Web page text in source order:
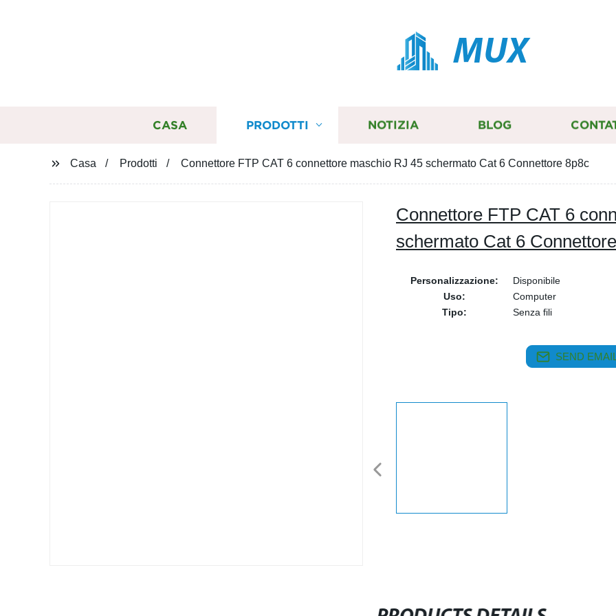
MUX
CASA PRODOTTI NOTIZIA BLOG
Casa Prodotti Connettore FTP CAT 6 connettore maschio RJ 45 schermato Cat 6 Connettore 8p8c
Connettore FTP CAT 6
schermato Cat 6
Personalizzazione:
Disponibile
Uso:
Computer
Tipo:
Senza fili
SEND